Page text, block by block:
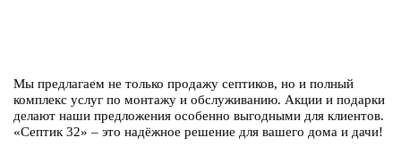
Мы предлагаем не только продажу септиков, но и полный
комплекс услуг по монтажу и обслуживанию. Акции и подарки
делают наши предложения особенно выгодными для клиентов.
«Септик 32» – это надёжное решение для вашего дома и дачи!